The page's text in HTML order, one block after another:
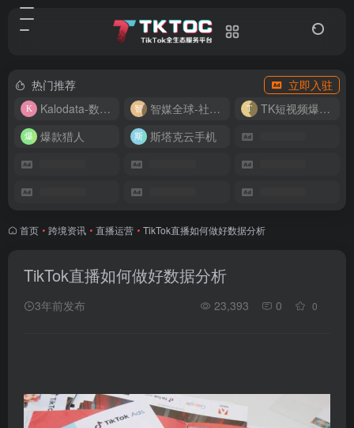
热门推荐
立即入驻
Kalodata-数据分析平台
智媒全球-社媒管理平台
TK短视频爆款复刻
爆款猎人
斯塔克云手机
首页 • 跨境资讯 • 直播运营 • TikTok直播如何做好数据分析
TikTok直播如何做好数据分析
3年前发布 23,393 0 0